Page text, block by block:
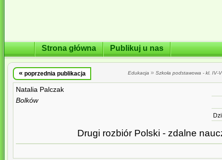
Strona główna Publikuj u nas
« poprzednia publikacja Edukacja » Szkoła podstawowa - kl. IV-
Natalia Palczak
Bolków
Drugi rozbiór Polski - zdalne